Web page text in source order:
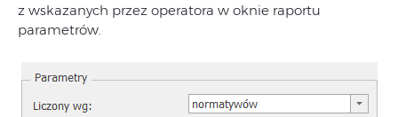
z wskazanych przez operatora w oknie raportu
parametrów.